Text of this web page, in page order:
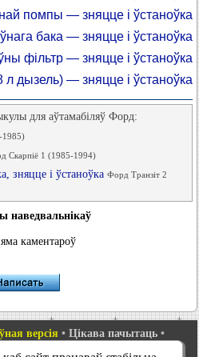
помпы — зняцце і ўстаноўка
бака — зняцце і ўстаноўка
фільтр — зняцце і ўстаноўка
л дызель) — зняцце і ўстаноўка
для аўтамабіляў Форд:
1985)
Скарпіё 1 (1985-1994)
зняцце і ўстаноўка Форд Транзіт 2
наведвальнікаў
каментароў
версія • Цікава пачытаць •